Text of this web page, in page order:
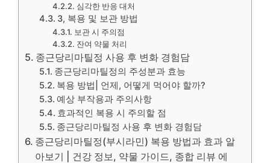
심각한 반응 대처
3, 복용 및 보관 방법
보관 시 주의점
잔여 약물 처리
종근당리마틸정 사용 후 변화 경험담
종근당리마틸정의 주성분과 효능
복용 방법| 언제, 어떻게 먹어야 할까?
예상 부작용과 주의사항
효과적인 복용 시 주의할 점
종근당리마틸정 사용 후 변화 경험담
종근당리마틸정(부시라민) 복용 방법과 효과 알
아보기 | 건강 정보, 약물 가이드, 종합 리뷰 에